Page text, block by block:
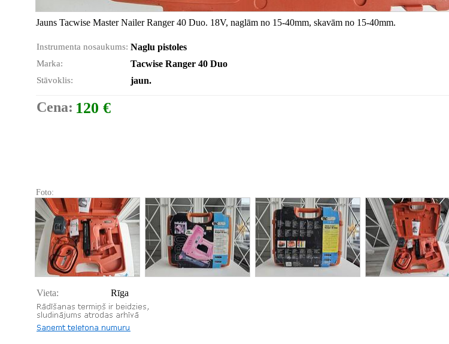
Jauns Tacwise Master Nailer Ranger 40 Duo. 18V, naglām no 15-40mm, skavām no 15-40mm.
Instrumenta nosaukums: Naglu pistoles
Marka: Tacwise Ranger 40 Duo
Stāvoklis: jaun.
Cena: 120 €
Foto:
Vieta: Rīga